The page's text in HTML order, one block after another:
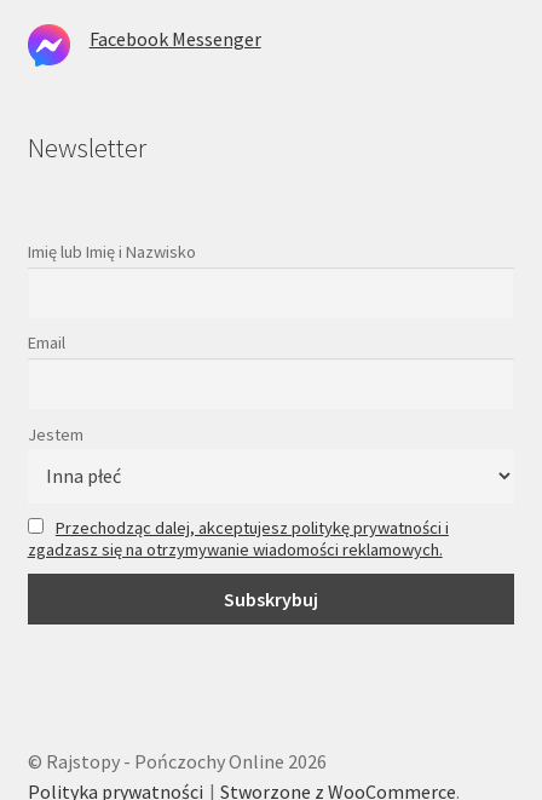
Facebook Messenger
Newsletter
Imię lub Imię i Nazwisko
Email
Jestem
Przechodząc dalej, akceptujesz politykę prywatności i
zgadzasz się na otrzymywanie wiadomości reklamowych.
© Rajstopy - Pończochy Online 2026
Polityka prywatności
Stworzone z WooCommerce.